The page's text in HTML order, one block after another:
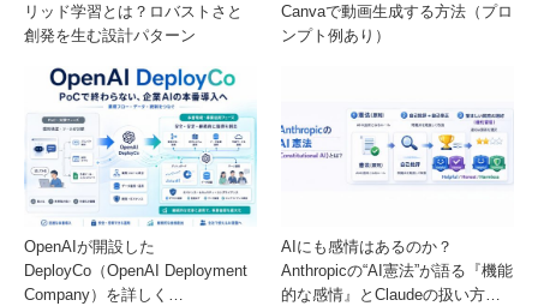
リッド学習とは？ロバストさと
創発を生む設計パターン
Canvaで動画生成する方法（プロ
ンプト例あり）
OpenAIが開設した
DeployCo（OpenAI Deployment
Company）を詳しく…
AIにも感情はあるのか？
Anthropicの“AI憲法”が語る『機能
的な感情』とClaudeの扱い方…